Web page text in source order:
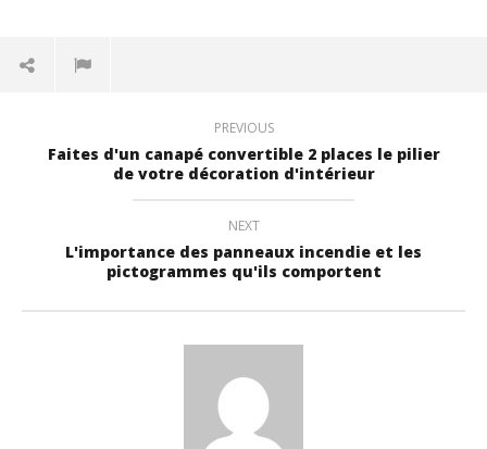
PREVIOUS
Faites d'un canapé convertible 2 places le pilier
de votre décoration d'intérieur
NEXT
L'importance des panneaux incendie et les
pictogrammes qu'ils comportent